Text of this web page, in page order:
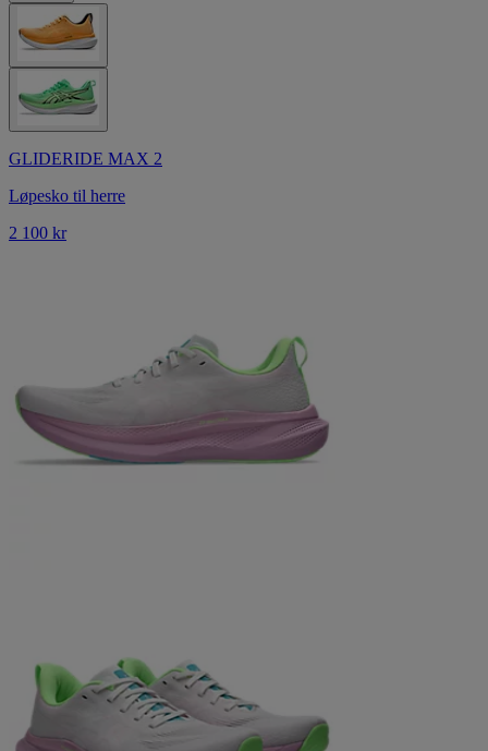
GLIDERIDE MAX 2
Løpesko til herre
2 100 kr